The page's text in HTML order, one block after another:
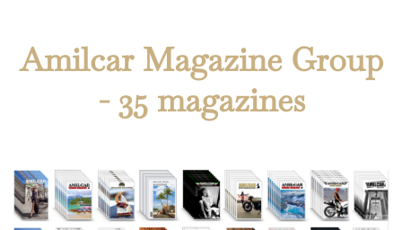
Amilcar Magazine Group
- 35 magazines